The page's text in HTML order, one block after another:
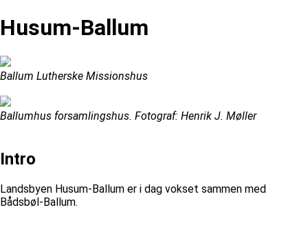
Husum-Ballum
Ballum Lutherske Missionshus
Ballumhus forsamlingshus. Fotograf: Henrik J. Møller
Intro
Landsbyen Husum-Ballum er i dag vokset sammen med
Bådsbøl-Ballum.